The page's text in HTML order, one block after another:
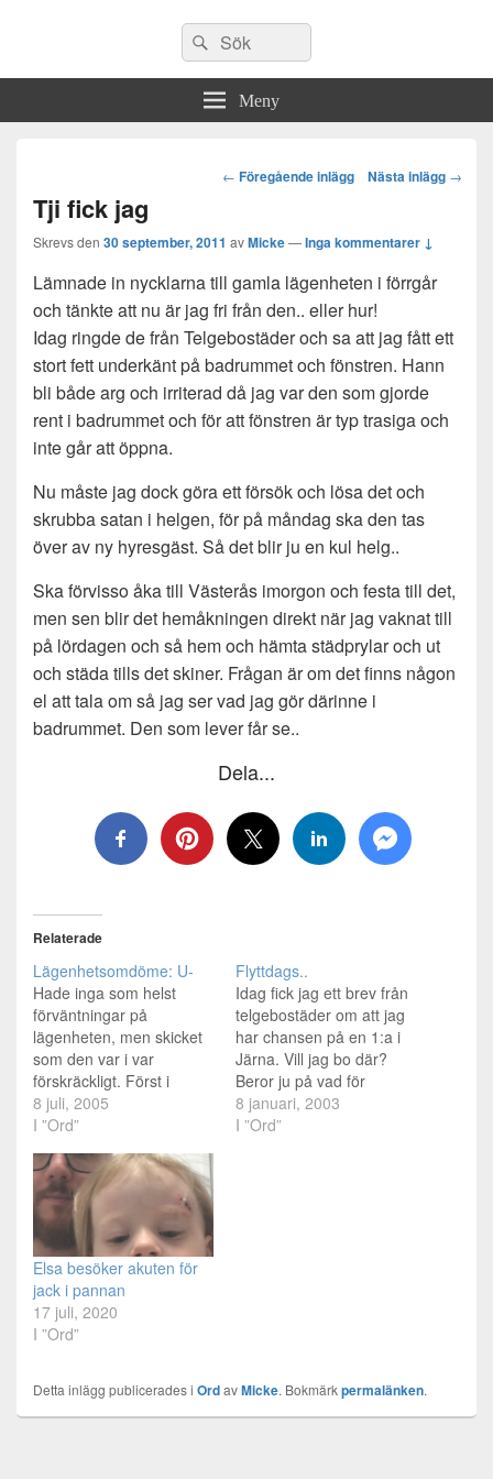
Sök
efter:
Sök
Meny
Post
← Föregående inlägg Nästa inlägg →
Tji fick jag
Skrevs den 30 september, 2011 avMicke—Inga kommentarer ↓
Lämnade in nycklarna till gamla lägenheten i förrgår
och tänkte att nu är jag fri från den.. eller hur!
Idag ringde de från Telgebostäder och sa att jag fått ett
stort fett underkänt på badrummet och fönstren. Hann
bli både arg och irriterad då jag var den som gjorde
rent i badrummet och för att fönstren är typ trasiga och
inte går att öppna.
Nu måste jag dock göra ett försök och lösa det och
skrubba satan i helgen, för på måndag ska den tas
över av ny hyresgäst. Så det blir ju en kul helg..
Ska förvisso åka till Västerås imorgon och festa till det,
men sen blir det hemåkningen direkt när jag vaknat till
på lördagen och så hem och hämta städprylar och ut
och städa tills det skiner. Frågan är om det finns någon
el att tala om så jag ser vad jag gör därinne i
badrummet. Den som lever får se..
Dela...
Relaterade
Lägenhetsomdöme: U-
Hade inga som helst
förväntningar på
lägenheten, men skicket
som den var i var
förskräckligt. Först i
badrummet, en stor brun
fläck/hål i väggen. Som
fel. Hört talas om att ringa
värden och be om
reparation? Tydligen inte,
eftersom hela lägenheten
var mer eller mindre
misskött.…
8 juli, 2005
I ”Ord”
Flyttdags..
Idag fick jag ett brev från
telgebostäder om att jag
har chansen på en 1:a i
Järna. Vill jag bo där?
Beror ju på vad för
förutsättningar det finns i
lägenheten förstås. Kan
8 januari, 2003
I ”Ord”
Elsa besöker akuten för
jack i pannan
17 juli, 2020
I ”Ord”
Detta inlägg publicerades i OrdavMicke. Bokmärkpermalänken.